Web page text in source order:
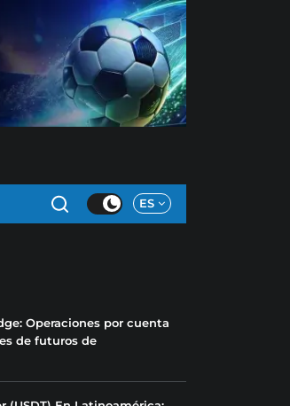
ES
Operaciones por cuenta
de futuros de